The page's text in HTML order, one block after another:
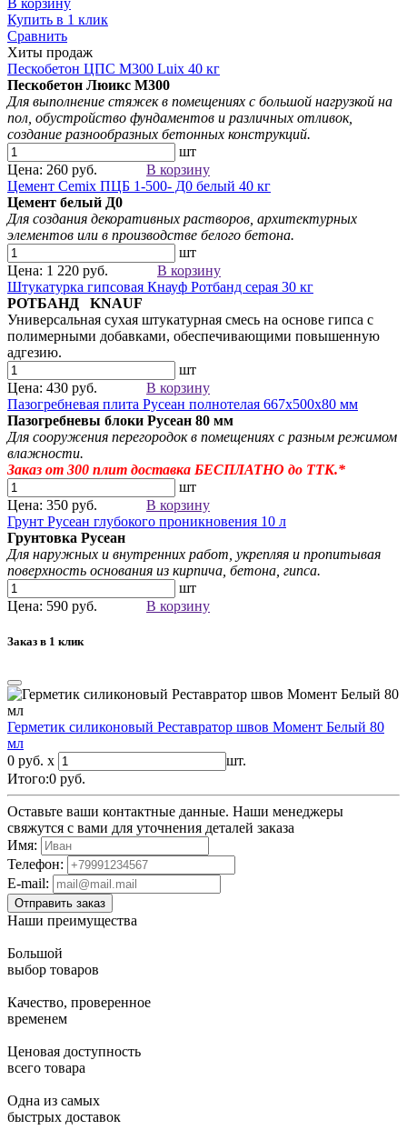
В корзину
Купить в 1 клик
Сравнить
Хиты продаж
Пескобетон ЦПС М300 Luix 40 кг
Пескобетон Люикс М300
Для выполнение стяжек в помещениях с большой нагрузкой на
пол, обустройство фундаментов и различных отливок,
создание разнообразных бетонных конструкций.
шт
Цена: 260 руб.
В корзину
Цемент Cemix ПЦБ 1-500- Д0 белый 40 кг
Цемент белый Д0
Для создания декоративных растворов , архитектурных
элементов или в производстве белого бетона.
шт
Цена: 1 220 руб.
В корзину
Штукатурка гипсовая Кнауф Ротбанд серая 30 кг
РОТБАНД KNAUF
Универсальная сухая штукатурная смесь на основе гипса с
полимерными добавками, обеспечивающими повышенную
адгезию.
шт
Цена: 430 руб.
В корзину
Пазогребневая плита Русеан полнотелая 667х500х80 мм
Пазогребневы блоки Русеан 80 мм
Для сооружения перегородок в помещениях с разным режимом
влажности.
Заказ от 300 плит доставка БЕСПЛАТНО до ТТК.*
шт
Цена: 350 руб.
В корзину
Грунт Русеан глубокого проникновения 10 л
Грунтовка Русеан
Для наружных и внутренних работ, укрепляя и пропитывая
поверхность основания из кирпича, бетона, гипса.
шт
Цена: 590 руб.
В корзину
Заказ в 1 клик
Герметик силиконовый Реставратор швов Момент Белый 80
мл
0 руб. x
шт.
Итого:0 руб.
Оставьте ваши контактные данные. Наши менеджеры
свяжутся с вами для уточнения деталей заказа
Имя:
Телефон:
E-mail:
Наши преимущества
Большой
выбор товаров
Качество, проверенное
временем
Ценовая доступность
всего товара
Одна из самых
быстрых доставок